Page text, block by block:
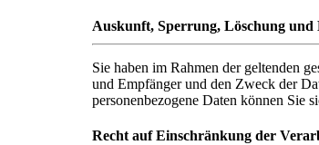
Auskunft, Sperrung, Löschung und
Sie haben im Rahmen der geltenden
und Empfänger und den Zweck der
personenbezogene Daten können Sie
Recht auf Einschränkung der